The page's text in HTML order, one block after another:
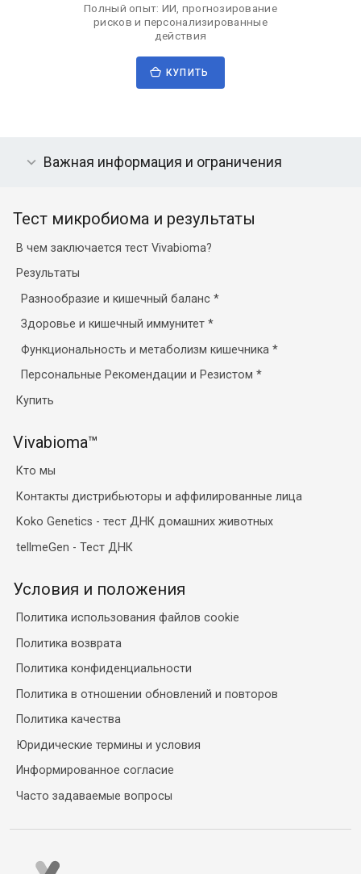
Полный опыт: ИИ, прогнозирование
рисков и персонализированные
действия
КУПИТЬ
Важная информация и ограничения
Тест микробиома и результаты
В чем заключается тест Vivabioma?
Результаты
Разнообразие и кишечный баланс*
Здоровье и кишечный иммунитет*
Функциональность и метаболизм кишечника*
Персональные Рекомендации и Резистом*
Купить
Vivabioma™
Кто мы
Контакты дистрибьюторы и аффилированные лица
Koko Genetics - тест ДНК домашних животных
tellmeGen - Тест ДНК
Условия и положения
Политика использования файлов cookie
Политика возврата
Политика конфиденциальности
Политика в отношении обновлений и повторов
Политика качества
Юридические термины и условия
Информированное согласие
Часто задаваемые вопросы